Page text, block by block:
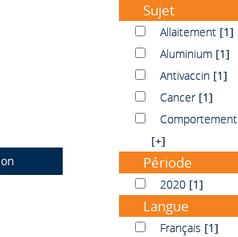
Sujet
Allaitement
Allaitement [1]
AluminiumAluminium [1]
AntivaccinAntivaccin [1]
CancerCancer [1]
Comportement
Comportement
[+]
Période
20202020 [1]
Langue
FrançaisFrançais [1]